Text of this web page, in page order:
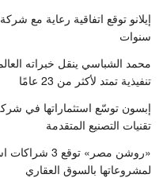
سنوات
محمد الشباسي ينقل خبراته
تنفيذية تمتد لأكثر من 23 عامًا
إبسون توسّع استثماراتها في
تقنيات التصنيع المتقدمة
«روشن مصر»
لمشروعاتها بالسوق العقاري